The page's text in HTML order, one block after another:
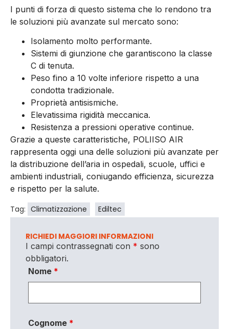
I punti di forza di questo sistema che lo rendono tra
le soluzioni più avanzate sul mercato sono:
Isolamento molto performante.
Sistemi di giunzione che garantiscono la classe
C di tenuta.
Peso fino a 10 volte inferiore rispetto a una
condotta tradizionale.
Proprietà antisismiche.
Elevatissima rigidità meccanica.
Resistenza a pressioni operative continue.
Grazie a queste caratteristiche, POLIISO AIR
rappresenta oggi una delle soluzioni più avanzate per
la distribuzione dell’aria in ospedali, scuole, uffici e
ambienti industriali, coniugando efficienza, sicurezza
e rispetto per la salute.
Tag: Climatizzazione Ediltec
RICHIEDI MAGGIORI INFORMAZIONI
I campi contrassegnati con * sono
obbligatori.
Nome *
Cognome *